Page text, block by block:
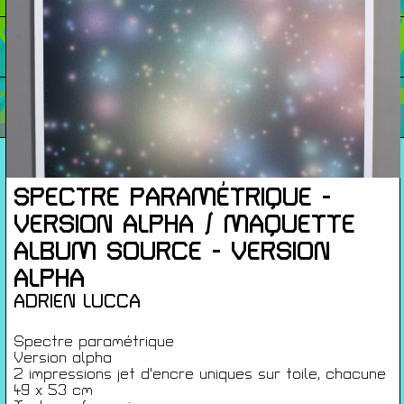
SPECTRE PARAMÉTRIQUE -
VERSION ALPHA / MAQUETTE
ALBUM SOURCE - VERSION
ALPHA
ADRIEN LUCCA
Spectre paramétrique
Version alpha
2 impressions jet d'encre uniques sur toile, chacune
49 x 53 cm
Cartes De Membre
Saisons Précédentes
À propos
Infos pratiques
Carte de membres
S'inscrire à la Newsletter
Mentions légales
Conditions générales de ventes
Gérer les cookies